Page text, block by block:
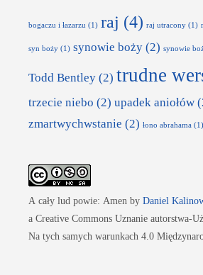
bogaczu i łazarzu (1) raj (4) raj utracony (1)
syn boży (1) synowie boży (2) synowie
Todd Bentley (2) trudne
trzecie niebo (2) upadek aniołów
zmartwychwstanie (2) łono abrahama (1)
A cały lud powie: Amen by Daniel
a Creative Commons Uznanie autorstwa-
Na tych samych warunkach 4.0